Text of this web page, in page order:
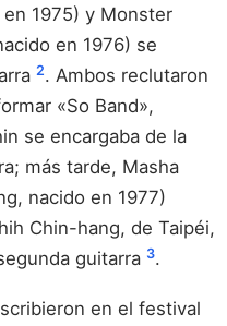
1975) y Monster
en 1976) se
2. Ambos reclutaron
«So Band»,
se encargaba de la
más tarde, Masha
nacido en 1977)
Chin-hang, de Taipéi,
guitarra 3.
en el festival